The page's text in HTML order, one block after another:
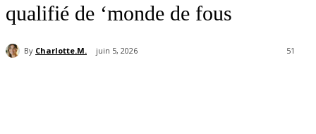
qualifié de ‘monde de fous
By Charlotte.M. juin 5, 2026 51